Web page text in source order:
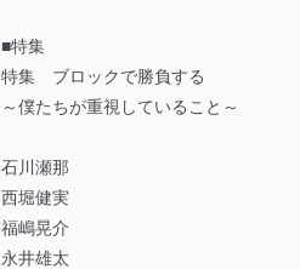
■特集
特集 ブロックで勝負する
～僕たちが重視していること～
石川瀬那
西堀健実
福嶋晃介
永井雄太